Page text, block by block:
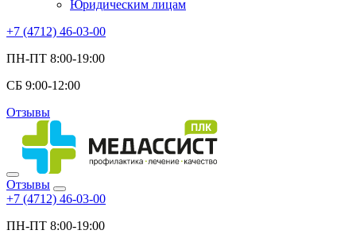
Юридическим лицам
+7 (4712) 46-03-00
ПН-ПТ 8:00-19:00
СБ 9:00-12:00
Отзывы
Отзывы
+7 (4712) 46-03-00
ПН-ПТ 8:00-19:00